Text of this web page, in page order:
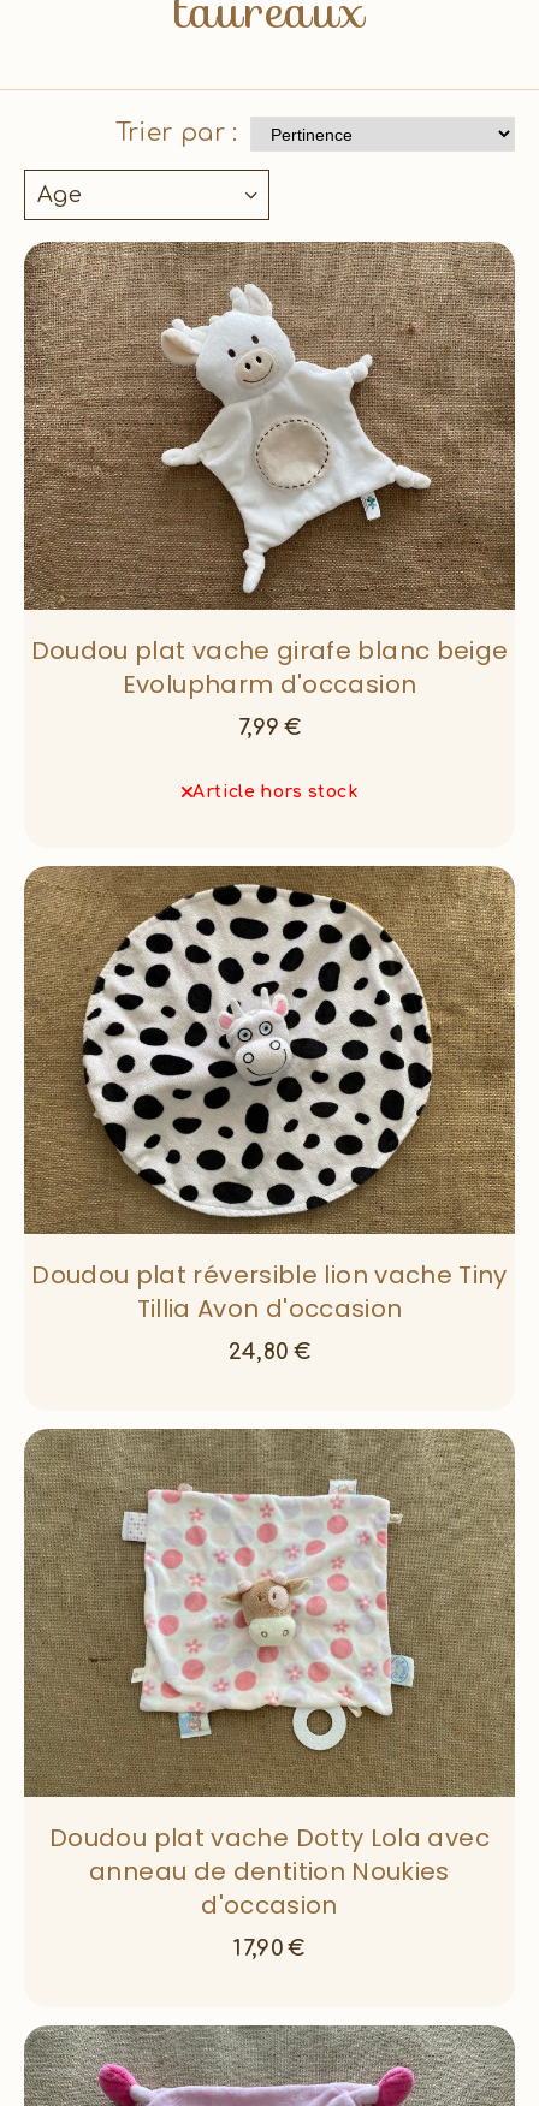
Trier par :
Age
Doudou plat vache girafe blanc beige
Evolupharm d'occasion
7,99 €
Article hors stock
Doudou plat réversible lion vache Tiny
Tillia Avon d'occasion
24,80 €
Doudou plat vache Dotty Lola avec
anneau de dentition Noukies
d'occasion
17,90 €